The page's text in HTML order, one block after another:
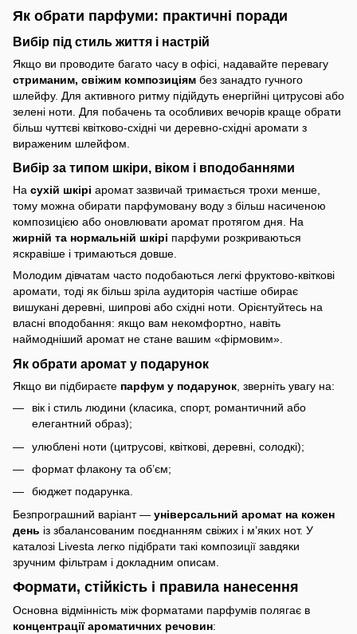
Як обрати парфуми: практичні поради
Вибір під стиль життя і настрій
Якщо ви проводите багато часу в офісі, надавайте перевагу
стриманим, свіжим композиціям без занадто гучного
шлейфу. Для активного ритму підійдуть енергійні цитрусові або
зелені ноти. Для побачень та особливих вечорів краще обрати
більш чуттєві квітково-східні чи деревно-східні аромати з
вираженим шлейфом.
Вибір за типом шкіри, віком і вподобаннями
На сухій шкірі аромат зазвичай тримається трохи менше,
тому можна обирати парфумовану воду з більш насиченою
композицією або оновлювати аромат протягом дня. На
жирній та нормальній шкірі парфуми розкриваються
яскравіше і тримаються довше.
Молодим дівчатам часто подобаються легкі фруктово-квіткові
аромати, тоді як більш зріла аудиторія частіше обирає
вишукані деревні, шипрові або східні ноти. Орієнтуйтесь на
власні вподобання: якщо вам некомфортно, навіть
наймодніший аромат не стане вашим «фірмовим».
Як обрати аромат у подарунок
Якщо ви підбираєте парфум у подарунок , зверніть увагу на:
вік і стиль людини (класика, спорт, романтичний або
елегантний образ);
улюблені ноти (цитрусові, квіткові, деревні, солодкі);
формат флакону та об’єм;
бюджет подарунка.
Безпрограшний варіант — універсальний аромат на кожен
день із збалансованим поєднанням свіжих і м’яких нот. У
каталозі Livesta легко підібрати такі композиції завдяки
зручним фільтрам і докладним описам.
Формати, стійкість і правила нанесення
Основна відмінність між форматами парфумів полягає в
концентрації ароматичних речовин: